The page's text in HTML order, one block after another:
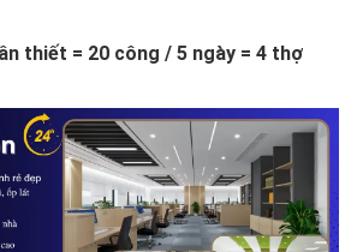
thiết = 20 công / 5 ngày = 4 thợ